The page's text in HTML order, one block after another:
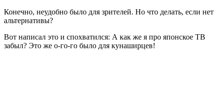
Конечно, неудобно было для зрителей. Но что делать, если нет
альтернативы?
Вот написал это и спохватился: А как же я про японское ТВ
забыл? Это же о-го-го было для кунаширцев!